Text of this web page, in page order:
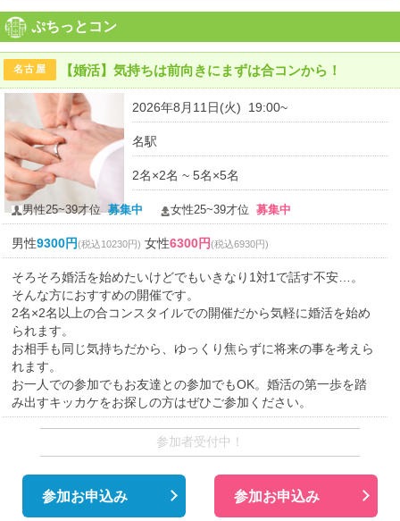
ぷちっとコン
名古屋 【婚活】気持ちは前向きにまずは合コンから！
2026年8月11日(火) 19:00~
名駅
2名×2名 ~ 5名×5名
男性25~39才位募集中 女性25~39才位 募集中
男性9300円(税込10230円) 女性6300円(税込6930円)
そろそろ婚活を始めたいけどでもいきなり1対1で話す不安…。
そんな方におすすめの開催です。
2名×2名以上の合コンスタイルでの開催だから気軽に婚活を始め
られます。
お相手も同じ気持ちだから、ゆっくり焦らずに将来の事を考えら
れます。
お一人での参加でもお友達との参加でもOK。婚活の第一歩を踏
み出すキッカケをお探しの方はぜひご参加ください。
参加者受付中！
参加お申込み 参加お申込み